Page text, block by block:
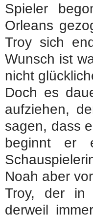
Spieler
Orleans
Troy sich
Wunsch ist
nicht
Doch es
aufziehen,
sagen, dass
beginnt er
Noah aber
Troy, der in
derweil